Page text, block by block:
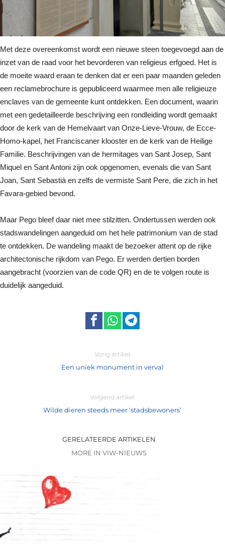
Met deze overeenkomst wordt een nieuwe steen toegevoegd aan de
inzet van de raad voor het bevorderen van religieus erfgoed. Het is
de moeite waard eraan te denken dat er een paar maanden geleden
een reclamebrochure is gepubliceerd waarmee men alle religieuze
enclaves van de gemeente kunt ontdekken. Een document, waarin
met een gedetailleerde beschrijving een rondleiding wordt gemaakt
door de kerk van de Hemelvaart van Onze-Lieve-Vrouw, de Ecce-
Homo-kapel, het Franciscaner klooster en de kerk van de Heilige
Familie. Beschrijvingen van de hermitages van Sant Josep, Sant
Miquel en Sant Antoni zijn ook opgenomen, evenals die van Sant
Joan, Sant Sebastià en zelfs de vermiste Sant Pere, die zich in het
Favara-gebied bevond.
Maar Pego bleef daar niet mee stilzitten. Ondertussen werden ook
stadswandelingen aangeduid om het hele patrimonium van de stad
te ontdekken. De wandeling maakt de bezoeker attent op de rijke
architectonische rijkdom van Pego. Er werden dertien borden
aangebracht (voorzien van de code QR) en de te volgen route is
duidelijk aangeduid.
Vorig artikel
Een uniek monument in verval
Volgend artikel
Wilde dieren steeds meer ‘stadsbewoners’
GERELATEERDE ARTIKELEN
MORE IN VIW-NIEUWS